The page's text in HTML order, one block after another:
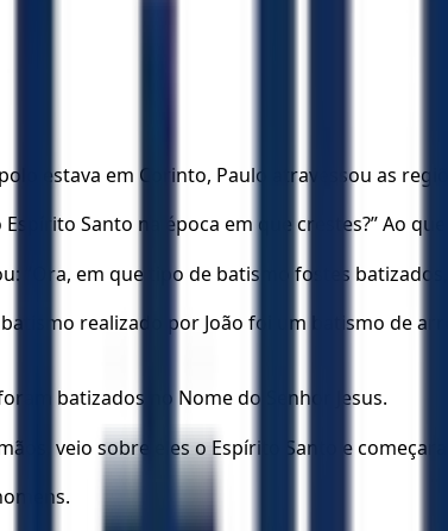
estava em Corinto, Paulo atravessou as
Espírito Santo na época em que crestes?” Ao
“Ora, em que tipo de batismo fostes
batismo realizado por João foi um batismo de
batizados no Nome do Senhor Jesus.
veio sobre eles o Espírito Santo e